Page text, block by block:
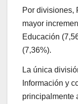
Por divisiones,
mayor
Educación
(7,36%).
La única
Información y
principalmente